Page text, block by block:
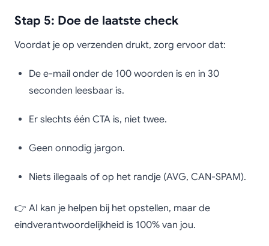
Stap 5: Doe de laatste check
Voordat je op verzenden drukt, zorg ervoor dat:
De e-mail onder de 100 woorden is en in 30
seconden leesbaar is.
Er slechts één CTA is, niet twee.
Geen onnodig jargon.
Niets illegaals of op het randje (AVG, CAN-SPAM).
👉 AI kan je helpen bij het opstellen, maar de
eindverantwoordelijkheid is 100% van jou.